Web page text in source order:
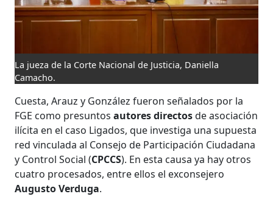
La jueza de la Corte Nacional de Justicia, Daniella
Camacho.
Cuesta, Arauz y González fueron señalados por la
FGE como presuntosautores directosde asociación
ilícita en el caso Ligados, que investiga una supuesta
red vinculada al Consejo de Participación Ciudadana
y Control Social (CPCCS). En esta causa ya hay otros
cuatro procesados, entre ellos el exconsejero
Augusto Verduga.